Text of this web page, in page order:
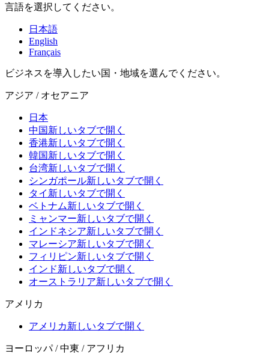
言語を選択してください。
日本語
English
Français
ビジネスを導入したい国・地域を選んでください。
アジア / オセアニア
日本
中国新しいタブで開く
香港新しいタブで開く
韓国新しいタブで開く
台湾新しいタブで開く
シンガポール新しいタブで開く
タイ 新しいタブで開く
ベトナム新しいタブで開く
ミャンマー新しいタブで開く
インドネシア新しいタブで開く
マレーシア新しいタブで開く
フィリピン新しいタブで開く
インド新しいタブで開く
オーストラリア新しいタブで開く
アメリカ
アメリカ新しいタブで開く
ヨーロッパ / 中東 / アフリカ